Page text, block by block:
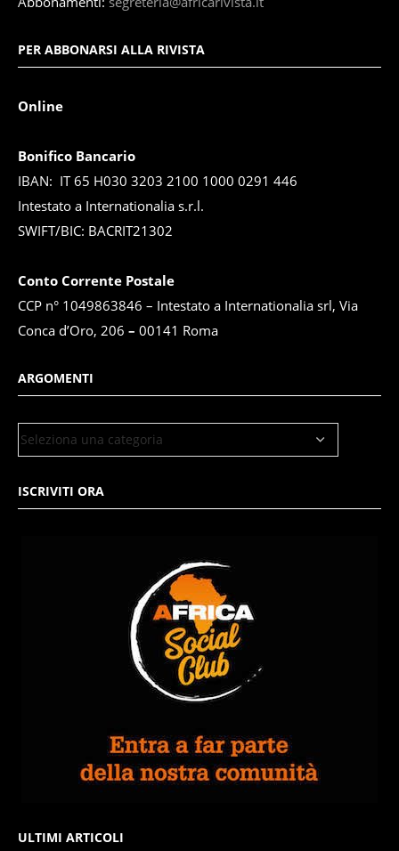
PER ABBONARSI ALLA RIVISTA
Online
Bonifico Bancario
IBAN: IT 65 H030 3203 2100 1000 0291 446
Intestato a Internationalia s.r.l.
SWIFT/BIC: BACRIT21302
Conto Corrente Postale
CCP n° 1049863846 – Intestato a Internationalia srl, Via
Conca d’Oro, 206 – 00141 Roma
ARGOMENTI
ISCRIVITI ORA
ULTIMI ARTICOLI